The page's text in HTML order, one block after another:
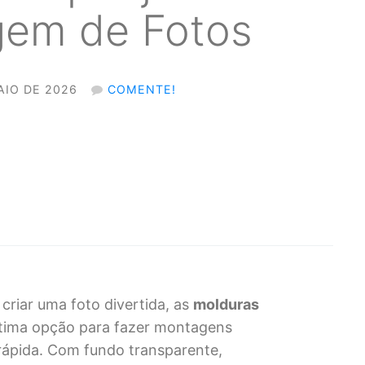
de Fotos
DE 2026 COMENTE!
uma foto divertida, as molduras
opção para fazer montagens
Com fundo transparente,